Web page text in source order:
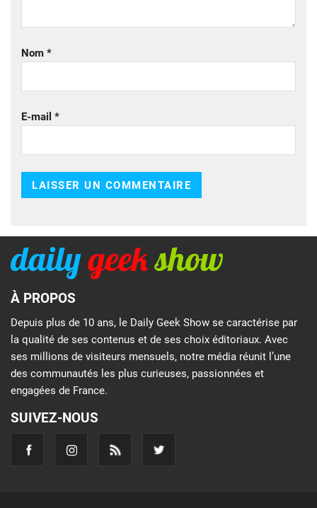
Nom *
E-mail *
À PROPOS
Depuis plus de 10 ans, le Daily Geek Show se caractérise par
la qualité de ses contenus et de ses choix éditoriaux. Avec
ses millions de visiteurs mensuels, notre média réunit l’une
des communautés les plus curieuses, passionnées et
engagées de France.
SUIVEZ-NOUS